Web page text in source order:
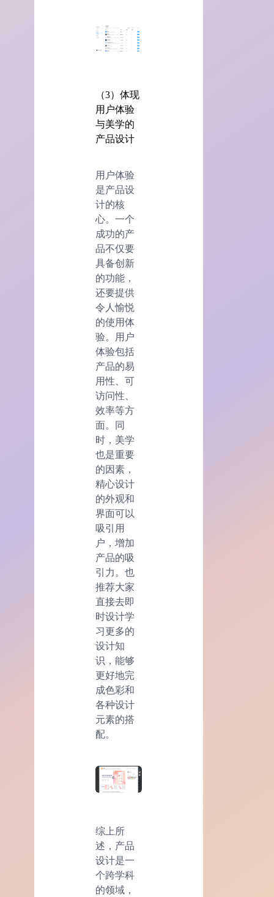
（3）体现
用户体验
与美学的
产品设计
用户体验
是产品设
计的核
心。一个
成功的产
品不仅要
具备创新
的功能，
还要提供
令人愉悦
的使用体
验。用户
体验包括
产品的易
用性、可
访问性、
效率等方
面。同
时，美学
也是重要
的因素，
精心设计
的外观和
界面可以
吸引用
户，增加
产品的吸
引力。也
推荐大家
直接去即
时设计学
习更多的
设计知
识，能够
更好地完
成色彩和
各种设计
元素的搭
配。
综上所
述，产品
设计是一
个跨学科
的领域，